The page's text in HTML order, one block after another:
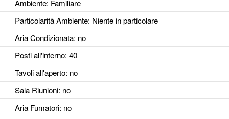
Ambiente: Familiare
Particolarità Ambiente: Niente in particolare
Aria Condizionata: no
Posti all'interno: 40
Tavoli all'aperto: no
Sala Riunioni: no
Aria Fumatori: no